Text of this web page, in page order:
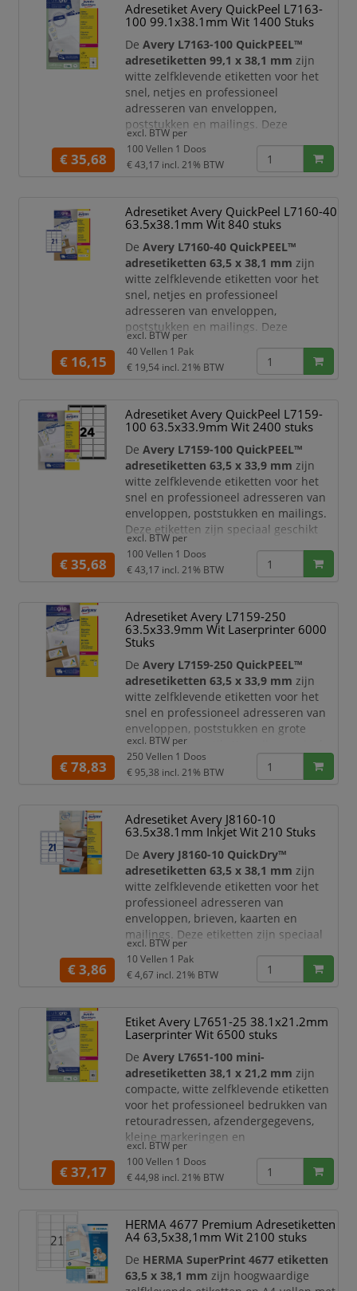
Dankzij de praktischeQuickPEEL™
hulpstripzijn de etiketten extra snel
van het rugvel te halen. Door de strip
langs de perforati
Adresetiket Avery QuickPeel L7163-
100 99.1x38.1mm Wit 1400 Stuks
DeAvery L7163-100 QuickPEEL™
adresetiketten 99,1 x 38,1 mm zijn
witte zelfklevende etiketten voor het
snel, netjes en professioneel
adresseren van enveloppen,
poststukken en mailings. Deze
etiketten zijn speciaal geschikt voor
laserprintersen geoptimaliseerd voor
standaard envelopformaten,
Dankzij de praktischeQuickPEEL™
hulpstripverwerkt u grote aantallen
etiketten snel en efficiënt. Het etiketvel
is voorzien van
€ 35,68
excl. BTW per
100 Vellen 1 Doos
€ 43,17 incl. 21% BTW
Adresetiket Avery QuickPeel L7160-40
63.5x38.1mm Wit 840 stuks
DeAvery L7160-40 QuickPEEL™
adresetiketten 63,5 x 38,1 mm zijn
witte zelfklevende etiketten voor het
snel, netjes en professioneel
adresseren van enveloppen,
poststukken en mailings. Deze
etiketten zijn speciaal geschikt voor
laserprinters
en geoptimaliseerd voor
standaard envelopformaten,
Dankzij de praktischeQuickPEEL™
hulpstripverwerkt u etiketten snel en
efficiënt. Het etiketvel is voorzien van
een perforatielij
€ 16,15
excl. BTW per
40 Vellen 1 Pak
€ 19,54 incl. 21% BTW
Adresetiket Avery QuickPeel L7159-
100 63.5x33.9mm Wit 2400 stuks
DeAvery L7159-100 QuickPEEL™
adresetiketten 63,5 x 33,9 mm zijn
witte zelfklevende etiketten voor het
snel en professioneel adresseren van
enveloppen, poststukken en mailings.
Deze etiketten zijn speciaal geschikt
voorlaserprinters
voor standaard envelopformaten,
waaronder C6 enveloppen.
hulpstripverwerkt u grote aantallen
etiketten snel en efficiënt. Het etiketvel
is voorzien van een perf
€ 35,68
excl. BTW per
100 Vellen 1 Doos
€ 43,17 incl. 21% BTW
Adresetiket Avery L7159-250
63.5x33.9mm Wit Laserprinter 6000
Stuks
DeAvery L7159-250 QuickPEEL™
adresetiketten 63,5 x 33,9 mm zijn
witte zelfklevende etiketten voor het
snel en professioneel adresseren van
enveloppen, poststukken en grote
mailings. Deze etiketten zijn speciaal
geschikt voorlaserprintersen
geoptimaliseerd voor standaard
Dankzij de praktischeQuickPEEL™
hulpstrip
verwerkt u grote aantallen
etiketten snel en efficiënt. Het etiketvel
is voorzien van ee
€ 78,83
excl. BTW per
250 Vellen 1 Doos
€ 95,38 incl. 21% BTW
Adresetiket Avery J8160-10
63.5x38.1mm Inkjet Wit 210 Stuks
DeAvery J8160-10 QuickDry™
adresetiketten 63,5 x 38,1 mm zijn
witte zelfklevende etiketten voor het
professioneel adresseren van
enveloppen, brieven, kaarten en
mailings. Deze etiketten zijn speciaal
ontwikkeld voor
ideaal wanneer uw post er verzorgd uit
moet zien én snel verwerkt moet
Dankzij deQuickDry™ technologie
droogt de inkt direct na het afdrukken.
U hoeft dus niet te wachten voordat u
de etiketten op d
€ 3,86
excl. BTW per
10 Vellen 1 Pak
€ 4,67 incl. 21% BTW
Etiket Avery L7651-25 38.1x21.2mm
Laserprinter Wit 6500 stuks
DeAvery L7651-100 mini-
adresetiketten 38,1 x 21,2 mm zijn
compacte, witte zelfklevende etiketten
voor het professioneel bedrukken van
retouradressen, afzendergegevens,
kleine markeringen en
documentlabels. Deze mini-etiketten
zijn ideaal voor bedrijven die hun
poststukken snel, netjes en herkenbaar
of bedrijfslogo.
Wanneer een poststuk niet bezorgd
kan worden, zorgt een duidelijk
retouradres ervoor dat he
€ 37,17
excl. BTW per
100 Vellen 1 Doos
€ 44,98 incl. 21% BTW
HERMA 4677 Premium Adresetiketten
A4 63,5x38,1mm Wit 2100 stuks
De HERMA SuperPrint 4677 etiketten
63,5 x 38,1 mm zijn hoogwaardige